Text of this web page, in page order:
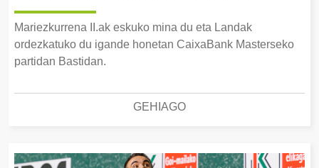
Mariezkurrena II.ak eskuko mina du eta Landak
ordezkatuko du igande honetan CaixaBank Masterseko
partidan Bastidan.
GEHIAGO